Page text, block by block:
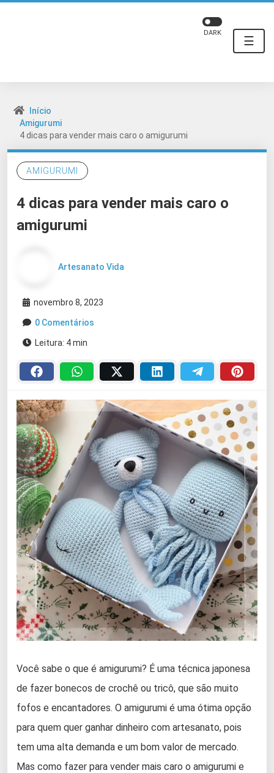
☰
DARK
Início
Amigurumi
4 dicas para vender mais caro o amigurumi
AMIGURUMI
4 dicas para vender mais caro o
amigurumi
Artesanato Vida
novembro 8, 2023
0 Comentários
Leitura: 4 min
Você sabe o que é amigurumi? É uma técnica japonesa
de fazer bonecos de crochê ou tricô, que são muito
fofos e encantadores. O amigurumi é uma ótima opção
para quem quer ganhar dinheiro com artesanato, pois
tem uma alta demanda e um bom valor de mercado.
Mas como fazer para vender mais caro o amigurumi e